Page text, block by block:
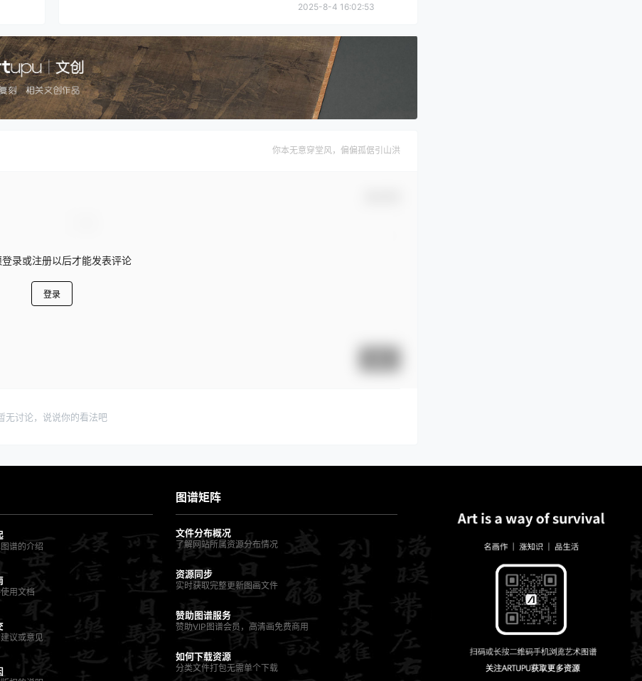
2025-8-4 16:02:53
你本无意穿堂风，偏偏孤倨引山洪
录或注册以后才能发表评论
登录
无讨论，说说你的看法吧
谱的介绍
用文档
议或意见
图谱矩阵
文件分布概况
了解网站所属资源分布情况
资源同步
实时获取完整更新图画文件
赞助图谱服务
赞助VIP图谱会员，高清画免费商用
如何下载资源
分类文件打包无需单个下载